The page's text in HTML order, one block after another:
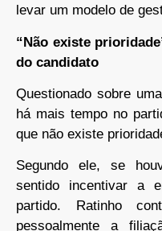
levar um modelo de
“Não existe
do candidato
Questionado sobre
há mais tempo no
que não existe
Segundo ele, se
sentido incentivar a
partido. Ratinho
pessoalmente a